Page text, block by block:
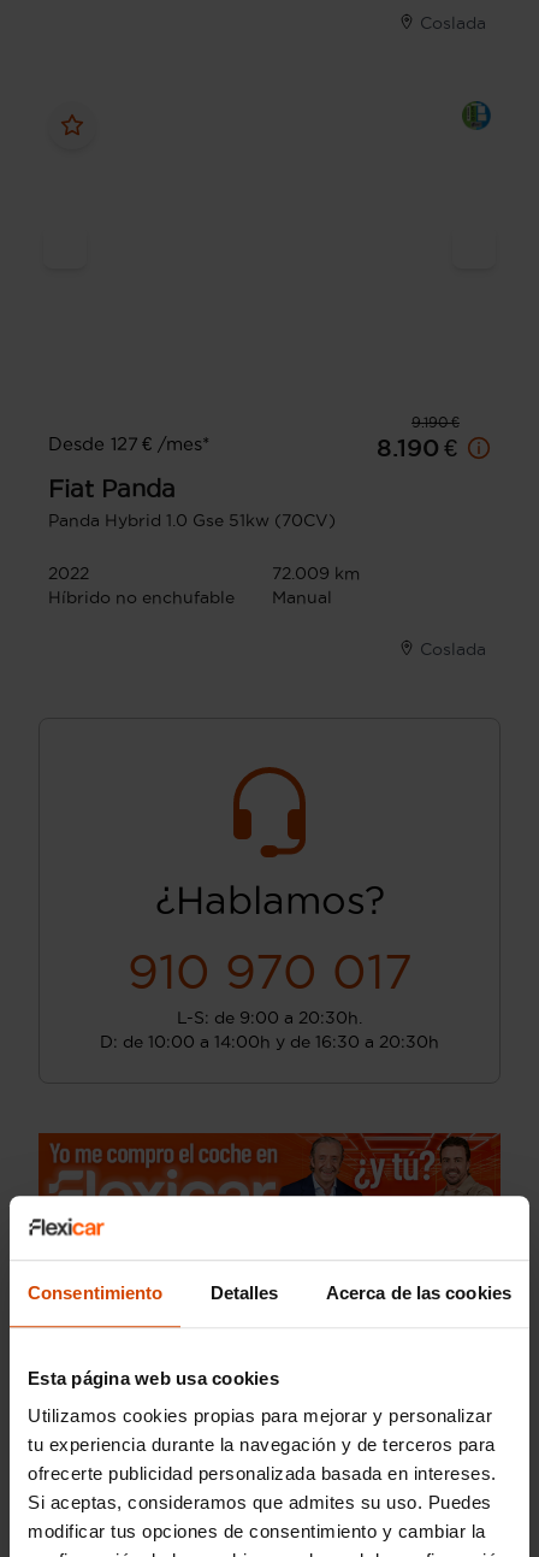
Consentimiento Detalles Acerca de las cookies
Esta página web usa cookies
Utilizamos cookies propias para mejorar y personalizar
tu experiencia durante la navegación y de terceros para
ofrecerte publicidad personalizada basada en intereses.
Si aceptas, consideramos que admites su uso. Puedes
modificar tus opciones de consentimiento y cambiar la
Coslada
9.190 €
Desde 127 € /mes*
8.190 €
Fiat Panda
Panda Hybrid 1.0 Gse 51kw (70CV)
2022
72.009 km
Híbrido no enchufable
Manual
Coslada
¿Hablamos?
910 970 017
L-S: de 9:00 a 20:30h.
D: de 10:00 a 14:00h y de 16:30 a 20:30h